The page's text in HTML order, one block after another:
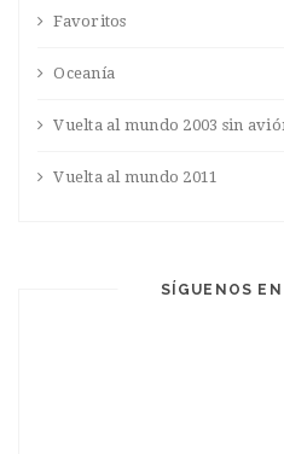
Favoritos
Oceanía
Vuelta al mundo 2003 sin
Vuelta al mundo 2011
SÍGUENOS